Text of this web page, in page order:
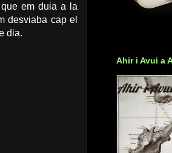
em duia a la
desviaba cap el
dia.
Ahir i Avui a